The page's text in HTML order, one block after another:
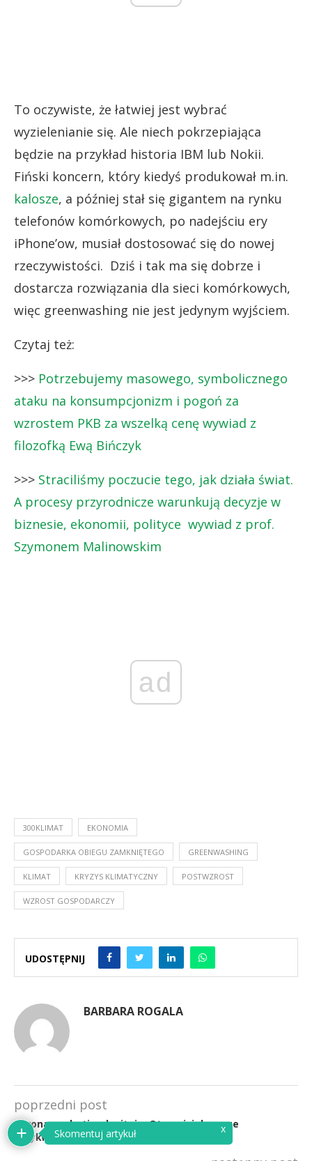
To oczywiste, że łatwiej jest wybrać
wyzielenianie się. Ale niech pokrzepiająca
będzie na przykład historia IBM lub Nokii.
Fiński koncern, który kiedyś produkował m.in.
kalosze, a później stał się gigantem na rynku
telefonów komórkowych, po nadejściu ery
iPhone’ow, musiał dostosować się do nowej
rzeczywistości. Dziś i tak ma się dobrze i
dostarcza rozwiązania dla sieci komórkowych,
więc greenwashing nie jest jedynym wyjściem.
Czytaj też:
>>> Potrzebujemy masowego, symbolicznego
ataku na konsumpcjonizm i pogoń za
wzrostem PKB za wszelką cenę wywiad z
filozofką Ewą Bińczyk
>>> Straciliśmy poczucie tego, jak działa świat.
A procesy przyrodnicze warunkują decyzje w
biznesie, ekonomii, polityce wywiad z prof.
Szymonem Malinowskim
ad
300KLIMAT EKONOMIA
GOSPODARKA OBIEGU ZAMKNIĘTEGO GREENWASHING
KLIMAT KRYZYS KLIMATYCZNY POSTWZROST
WZROST GOSPODARCZY
UDOSTĘPNIJ
BARBARA ROGALA
poprzedni post
Koronamarketing kwitnie. Oto najciekawsze
przykłady i antyprzykłady działań firm
Skomentuj artykuł x